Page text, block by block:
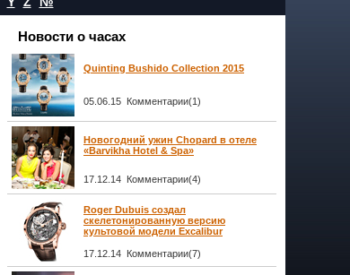
Новости о часах
Quinting Bushido Collection 2015
05.06.15 Комментарии(1)
Новогодний ужин Chopard в отеле
«Barvikha Hotel & Spa»
17.12.14 Комментарии(4)
Roger Dubuis создал
скелетонированную версию
культовой модели Excalibur
17.12.14 Комментарии(7)